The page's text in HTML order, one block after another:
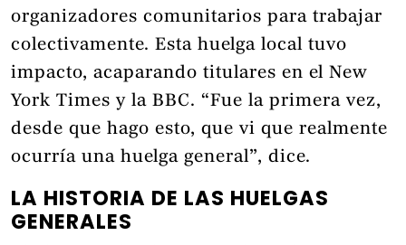
organizadores comunitarios para trabajar
colectivamente. Esta huelga local tuvo
impacto, acaparando titulares en el New
York Times y la BBC. “Fue la primera vez,
desde que hago esto, que vi que realmente
ocurría una huelga general”, dice.
LA HISTORIA DE LAS HUELGAS
GENERALES